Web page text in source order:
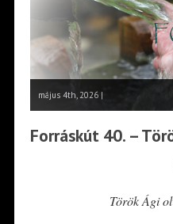
május 4th, 2026 |
Forráskút 40. –
Török Ági